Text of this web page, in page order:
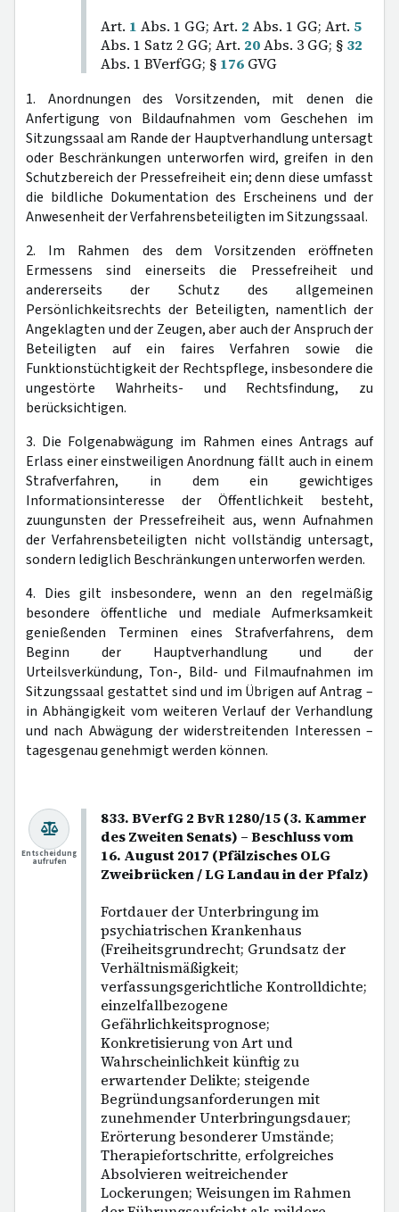
Art. 1 Abs. 1 GG; Art. 2 Abs. 1 GG; Art. 5
Abs. 1 Satz 2 GG; Art. 20Abs. 3 GG; § 32
Abs. 1 BVerfGG; § 176 GVG
1. Anordnungen des Vorsitzenden, mit denen die
Anfertigung von Bildaufnahmen vom Geschehen im
Sitzungssaal am Rande der Hauptverhandlung untersagt
oder Beschränkungen unterworfen wird, greifen in den
Schutzbereich der Pressefreiheit ein; denn diese umfasst
die bildliche Dokumentation des Erscheinens und der
Anwesenheit der Verfahrensbeteiligten im Sitzungssaal.
2. Im Rahmen des dem Vorsitzenden eröffneten
Ermessens sind einerseits die Pressefreiheit und
andererseits der Schutz des allgemeinen
Persönlichkeitsrechts der Beteiligten, namentlich der
Angeklagten und der Zeugen, aber auch der Anspruch der
Beteiligten auf ein faires Verfahren sowie die
Funktionstüchtigkeit der Rechtspflege, insbesondere die
ungestörte Wahrheits- und Rechtsfindung, zu
berücksichtigen.
3. Die Folgenabwägung im Rahmen eines Antrags auf
Erlass einer einstweiligen Anordnung fällt auch in einem
Strafverfahren, in dem ein gewichtiges
Informationsinteresse der Öffentlichkeit besteht,
zuungunsten der Pressefreiheit aus, wenn Aufnahmen
der Verfahrensbeteiligten nicht vollständig untersagt,
sondern lediglich Beschränkungen unterworfen werden.
4. Dies gilt insbesondere, wenn an den regelmäßig
besondere öffentliche und mediale Aufmerksamkeit
genießenden Terminen eines Strafverfahrens, dem
Beginn der Hauptverhandlung und der
Urteilsverkündung, Ton-, Bild- und Filmaufnahmen im
Sitzungssaal gestattet sind und im Übrigen auf Antrag –
in Abhängigkeit vom weiteren Verlauf der Verhandlung
und nach Abwägung der widerstreitenden Interessen –
tagesgenau genehmigt werden können.
833. BVerfG 2 BvR 1280/15 (3. Kammer
des Zweiten Senats) – Beschluss vom
16. August 2017 (Pfälzisches OLG
Zweibrücken / LG Landau in der Pfalz)
Fortdauer der Unterbringung im
psychiatrischen Krankenhaus
(Freiheitsgrundrecht; Grundsatz der
Verhältnismäßigkeit;
verfassungsgerichtliche Kontrolldichte;
einzelfallbezogene
Gefährlichkeitsprognose;
Konkretisierung von Art und
Wahrscheinlichkeit künftig zu
erwartender Delikte; steigende
Begründungsanforderungen mit
zunehmender Unterbringungsdauer;
Erörterung besonderer Umstände;
Therapiefortschritte, erfolgreiches
Absolvieren weitreichender
Lockerungen; Weisungen im Rahmen
Entscheidung
aufrufen